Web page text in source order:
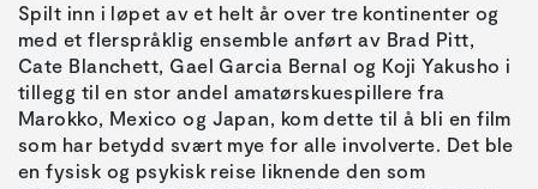
Spilt inn i løpet av et helt år over tre kontinenter og
med et flerspråklig ensemble anført av Brad Pitt,
Cate Blanchett, Gael Garcia Bernal og Koji Yakusho i
tillegg til en stor andel amatørskuespillere fra
Marokko, Mexico og Japan, kom dette til å bli en film
som har betydd svært mye for alle involverte. Det ble
en fysisk og psykisk reise liknende den som